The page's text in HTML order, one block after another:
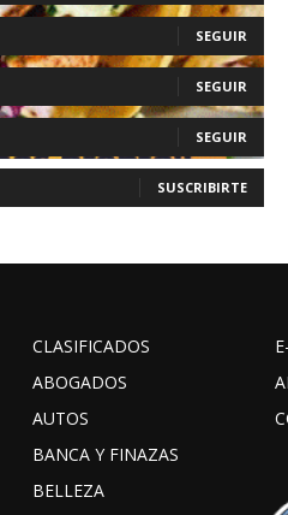
SEGUIR
SEGUIR
SEGUIR
SUSCRIBIRTE
CLASIFICADOS
ABOGADOS
AUTOS
BANCA Y FINAZAS
BELLEZA